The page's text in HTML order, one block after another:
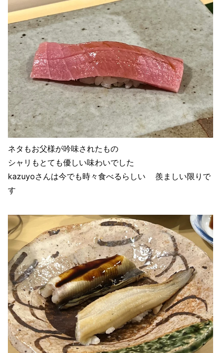
ネタもお父様が吟味されたもの
シャリもとても優しい味わいでした
kazuyoさんは今でも時々食べるらしい 羨ましい限りで
す